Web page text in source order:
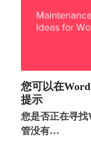
您可以在
提示
您是否正在寻找
管没有…